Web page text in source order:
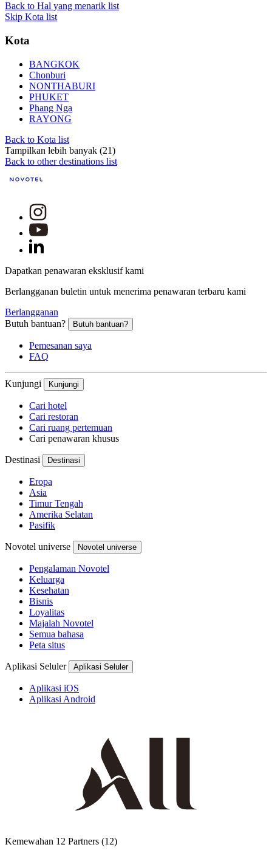
Back to Hal yang menarik list
Skip Kota list
Kota
BANGKOK
Chonburi
NONTHABURI
PHUKET
Phang Nga
RAYONG
Back to Kota list
Tampilkan lebih banyak (21)
Back to other destinations list
Dapatkan penawaran eksklusif kami
Berlangganan buletin untuk menerima penawaran terbaru kami
Berlangganan
Butuh bantuan?
Butuh bantuan?
Pemesanan saya
FAQ
Kunjungi Kunjungi
Cari hotel
Cari restoran
Cari ruang pertemuan
Cari penawaran khusus
Destinasi Destinasi
Eropa
Asia
Timur Tengah
Amerika Selatan
Pasifik
Novotel universe Novotel universe
Pengalaman Novotel
Keluarga
Kesehatan
Bisnis
Loyalitas
Majalah Novotel
Semua bahasa
Peta situs
Aplikasi Seluler Aplikasi Seluler
Aplikasi iOS
Aplikasi Android
Kemewahan 12 Partners (12)